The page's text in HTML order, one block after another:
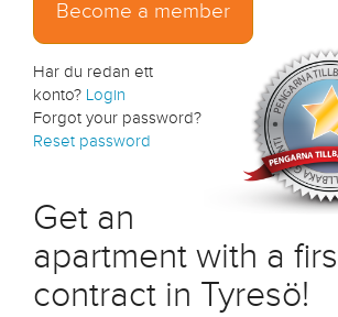
Har du redan ett
konto? Login
Forgot your password?
Reset password
Get an
apartment with a
contract in Tyresö!